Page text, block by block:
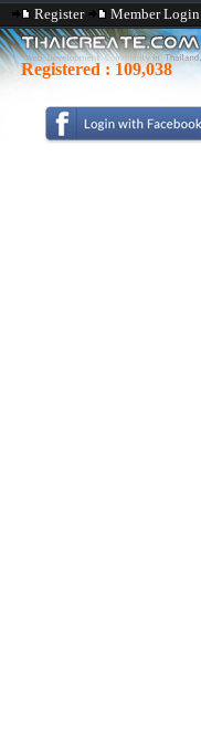
Register Member Login
Registered : 109,038